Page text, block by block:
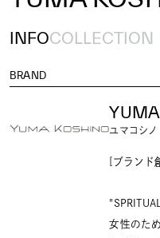
INFOCOLLECTION
BRAND
ユマコシノ
[ブラン
女性のた